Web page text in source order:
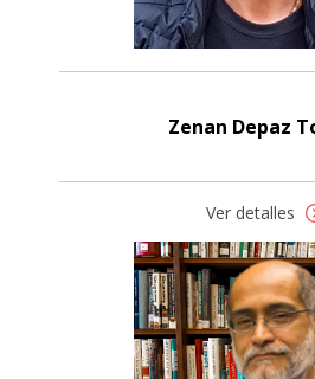
Zenan Depaz
Ver detalles